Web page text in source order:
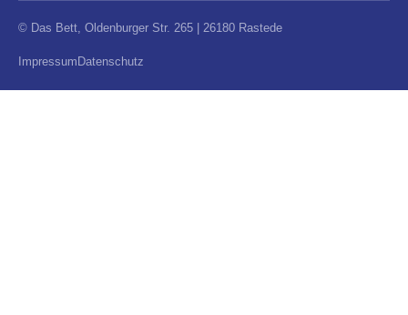
© Das Bett, Oldenburger Str. 265 | 26180 Rastede
Impressum Datenschutz